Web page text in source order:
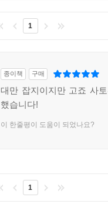
1
종이책 구매
대만 잡지이지만 고죠 사
했습니다!
이 한줄평이 도움이 되었나요?
1